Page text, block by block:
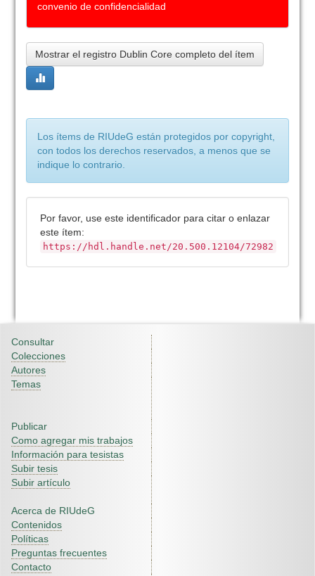
convenio de confidencialidad
Mostrar el registro Dublin Core completo del ítem
Los ítems de RIUdeG están protegidos por copyright,
con todos los derechos reservados, a menos que se
indique lo contrario.
Por favor, use este identificador para citar o enlazar
este ítem:
https://hdl.handle.net/20.500.12104/72982
Consultar
Colecciones
Autores
Temas
Publicar
Como agregar mis trabajos
Información para tesistas
Subir tesis
Subir artículo
Acerca de RIUdeG
Contenidos
Políticas
Preguntas frecuentes
Contacto